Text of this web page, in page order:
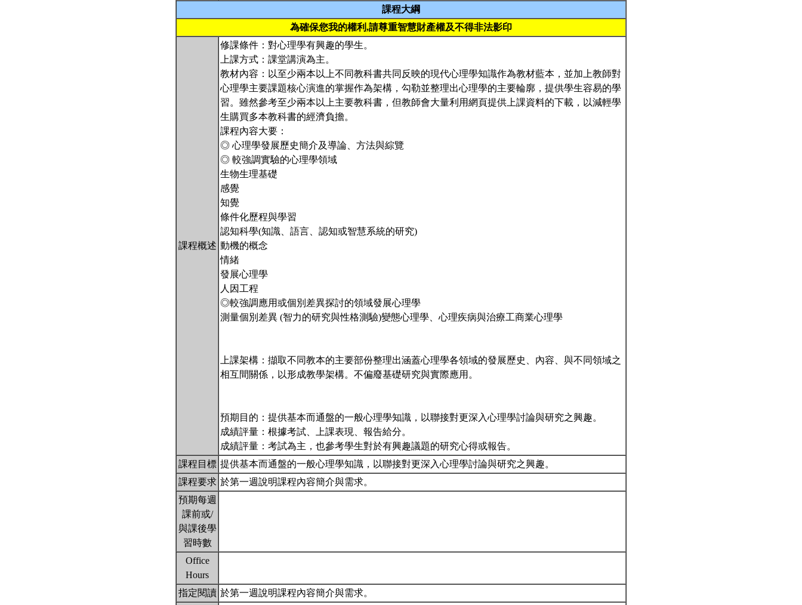
課程大綱
為確保您我的權利,請尊重智慧財產權及不得非法影印
課程概述
修課條件：對心理學有興趣的學生。
上課方式：課堂講演為主。
教材內容：以至少兩本以上不同教科書共同反映的現代心理學知識作為教材藍本，並加上教師對
心理學主要課題核心演進的掌握作為架構，勾勒並整理出心理學的主要輪廓，提供學生容易的學
習。雖然參考至少兩本以上主要教科書，但教師會大量利用網頁提供上課資料的下載，以減輕學
生購買多本教科書的經濟負擔。
課程內容大要：
◎ 心理學發展歷史簡介及導論、方法與綜覽
◎ 較強調實驗的心理學領域
生物生理基礎
感覺
知覺
條件化歷程與學習
認知科學(知識、語言、認知或智慧系統的研究)
動機的概念
情緒
發展心理學
人因工程
◎較強調應用或個別差異探討的領域發展心理學
測量個別差異 (智力的研究與性格測驗)變態心理學、心理疾病與治療工商業心理學
上課架構：擷取不同教本的主要部份整理出涵蓋心理學各領域的發展歷史、內容、與不同領域之
相互間關係，以形成教學架構。不偏廢基礎研究與實際應用。
預期目的：提供基本而通盤的一般心理學知識，以聯接對更深入心理學討論與研究之興趣。
成績評量：根據考試、上課表現、報告給分。
成績評量：考試為主，也參考學生對於有興趣議題的研究心得或報告。
課程目標 提供基本而通盤的一般心理學知識，以聯接對更深入心理學討論與研究之興趣。
課程要求 於第一週說明課程內容簡介與需求。
預期每週
課前或/
與課後學
習時數
Office
Hours
指定閱讀 於第一週說明課程內容簡介與需求。